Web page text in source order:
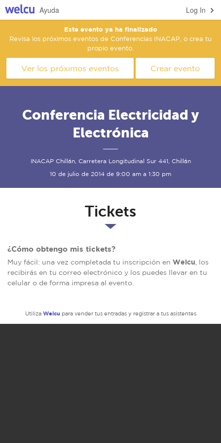
Log In
Ayuda
Este evento ya ha finalizado
Revisa los próximos eventos de Conferencias INACAP, o crea tu
propio evento.
Ver los próximos eventos Crear evento
Conferencia Electricidad y
Electrónica
INACAP Chillán, Carretera Longitudinal Sur 441, Chillán
10 de julio de 2014 de 9:00 am a 1:30 pm
Tickets
¿Cómo obtengo mis tickets?
Muy fácil: una vez completada tu inscripción en Welcu , los
recibirás en tu correo electrónico y los puedes llevar en tu
celular o de forma impresa al evento.
Utiliza Welcu para vender tus entradas y registrar a tus asistentes